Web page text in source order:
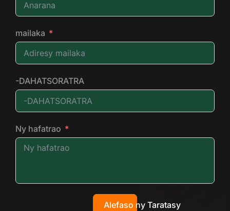
mailaka
-DAHATSORATRA
Ny hafatrao
Alefaso ny Taratasy